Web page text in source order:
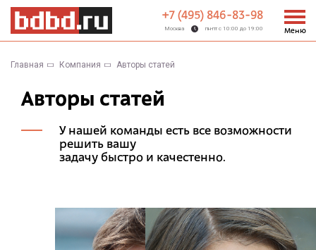
+7 (495) 846-83-98
Москва пн-пт с 10:00 до 19:00 Меню
Главная Компания Авторы статей
Авторы статей
У нашей команды есть все возможности
решить вашу
задачу быстро и качестенно.